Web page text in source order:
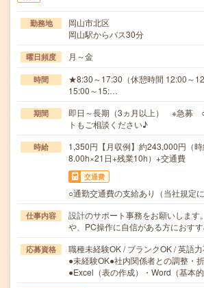
勤務地
岡山市北区
岡山駅からバス30分
曜日頻度 月～金
時間
★8:30～17:30（休憩時間 12:00～
15:00～15:…
期間
即日～長期（3ヵ月以上） ※急募
トもご相談ください♪
時給
1,350円【月収例】約243,000円（
8.00h×21日+残業10h）+交通費
交通費
○通勤交通費の支給あり（当社規定に
仕事内容
設計のサポート事務をお願いします
や、PC操作に自信がある方におす
応募資格
職種未経験OK / ブランクOK / 英語
●未経験OK●社内関係者との調整・
●Excel（表の作成）・Word（基本